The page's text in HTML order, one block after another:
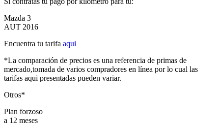
Mazda 3
AUT 2016
Encuentra tu tarifa aqui
*La comparación de precios es una referencia de primas de
mercado,tomada de varios compradores en línea por lo cual las
tarifas aqui presentadas pueden variar.
Otros*
Plan forzoso
a 12 meses